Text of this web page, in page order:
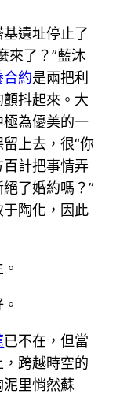
遺址停止了
來了？”藍沐
合約是兩把利
抖起來。大
為優美的一
留上去，很“你
計把事情弄
了婚約嗎？”
陶化，因此
已不在，但當
跨越時空的
里悄然蘇